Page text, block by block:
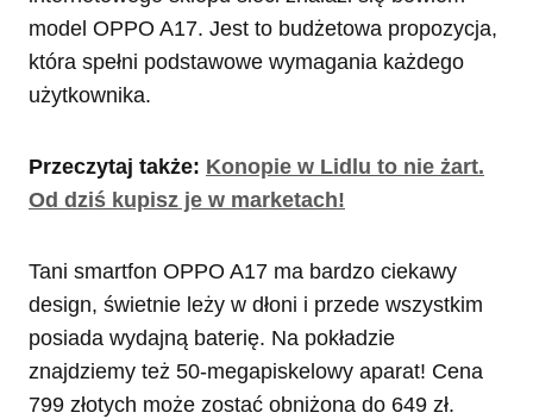
model OPPO A17. Jest to budżetowa propozycja,
która spełni podstawowe wymagania każdego
użytkownika.
Przeczytaj także: Konopie w Lidlu to nie żart.
Od dziś kupisz je w marketach!
Tani smartfon OPPO A17 ma bardzo ciekawy
design, świetnie leży w dłoni i przede wszystkim
posiada wydajną baterię. Na pokładzie
znajdziemy też 50-megapiskelowy aparat! Cena
799 złotych może zostać obniżona do 649 zł.